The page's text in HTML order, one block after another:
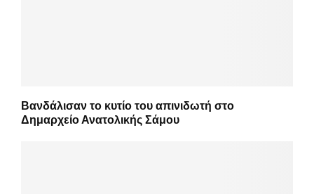
Βανδάλισαν το κυτίο του απινιδωτή στο
Δημαρχείο Ανατολικής Σάμου